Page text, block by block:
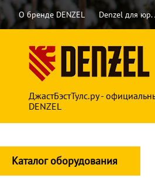
О бренде DENZEL Denzel для юр.
ДжастБэстТулс.ру -
DENZEL
Каталог оборудования